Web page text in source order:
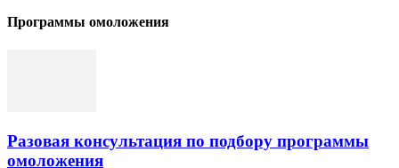
Программы омоложения
Разовая консультация по подбору программы
омоложения